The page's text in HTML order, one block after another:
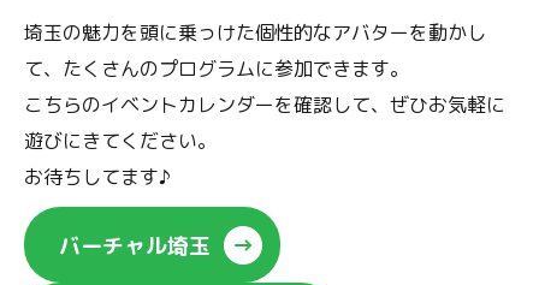
埼玉の魅力を頭に乗っけた個性的なアバターを動かし
て、たくさんのプログラムに参加できます。
こちらのイベントカレンダーを確認して、ぜひお気軽に
遊びにきてください。
お待ちしてます♪
バーチャル埼玉